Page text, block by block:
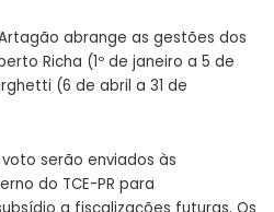
abrange as gestões dos
Richa (1º de janeiro a 5 de
(6 de abril a 31 de
serão enviados às
do TCE-PR para